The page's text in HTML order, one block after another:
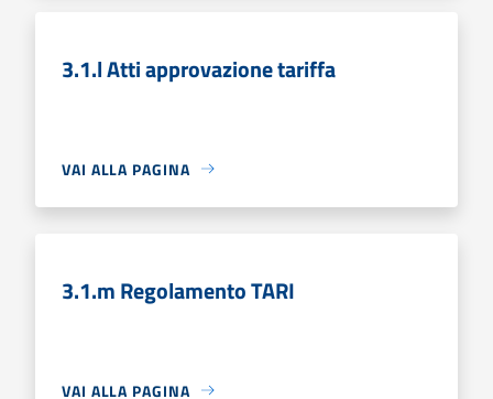
3.1.l Atti approvazione tariffa
VAI ALLA PAGINA
3.1.m Regolamento TARI
VAI ALLA PAGINA